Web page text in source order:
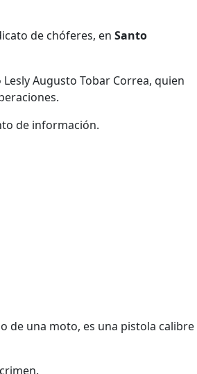
de chóferes, en Santo
Augusto Tobar Correa, quien
de información.
de una moto, es una pistola calibre